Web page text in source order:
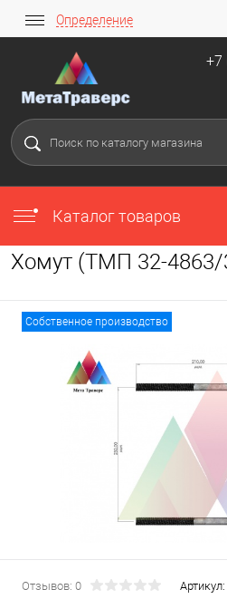
Определение
+7
Каталог товаров
Хомут (ТМП 32-4863/
Собственное производство
Отзывов: 0 Артикул: